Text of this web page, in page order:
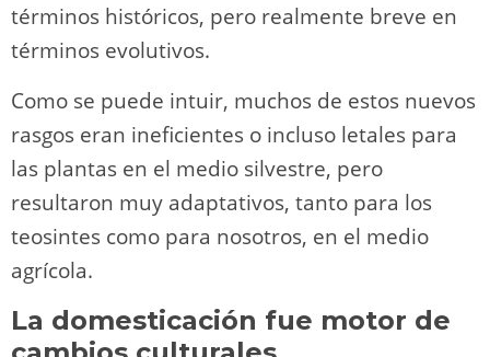
términos históricos, pero realmente breve en
términos evolutivos.
Como se puede intuir, muchos de estos nuevos
rasgos eran ineficientes o incluso letales para
las plantas en el medio silvestre, pero
resultaron muy adaptativos, tanto para los
teosintes como para nosotros, en el medio
agrícola.
La domesticación fue motor de